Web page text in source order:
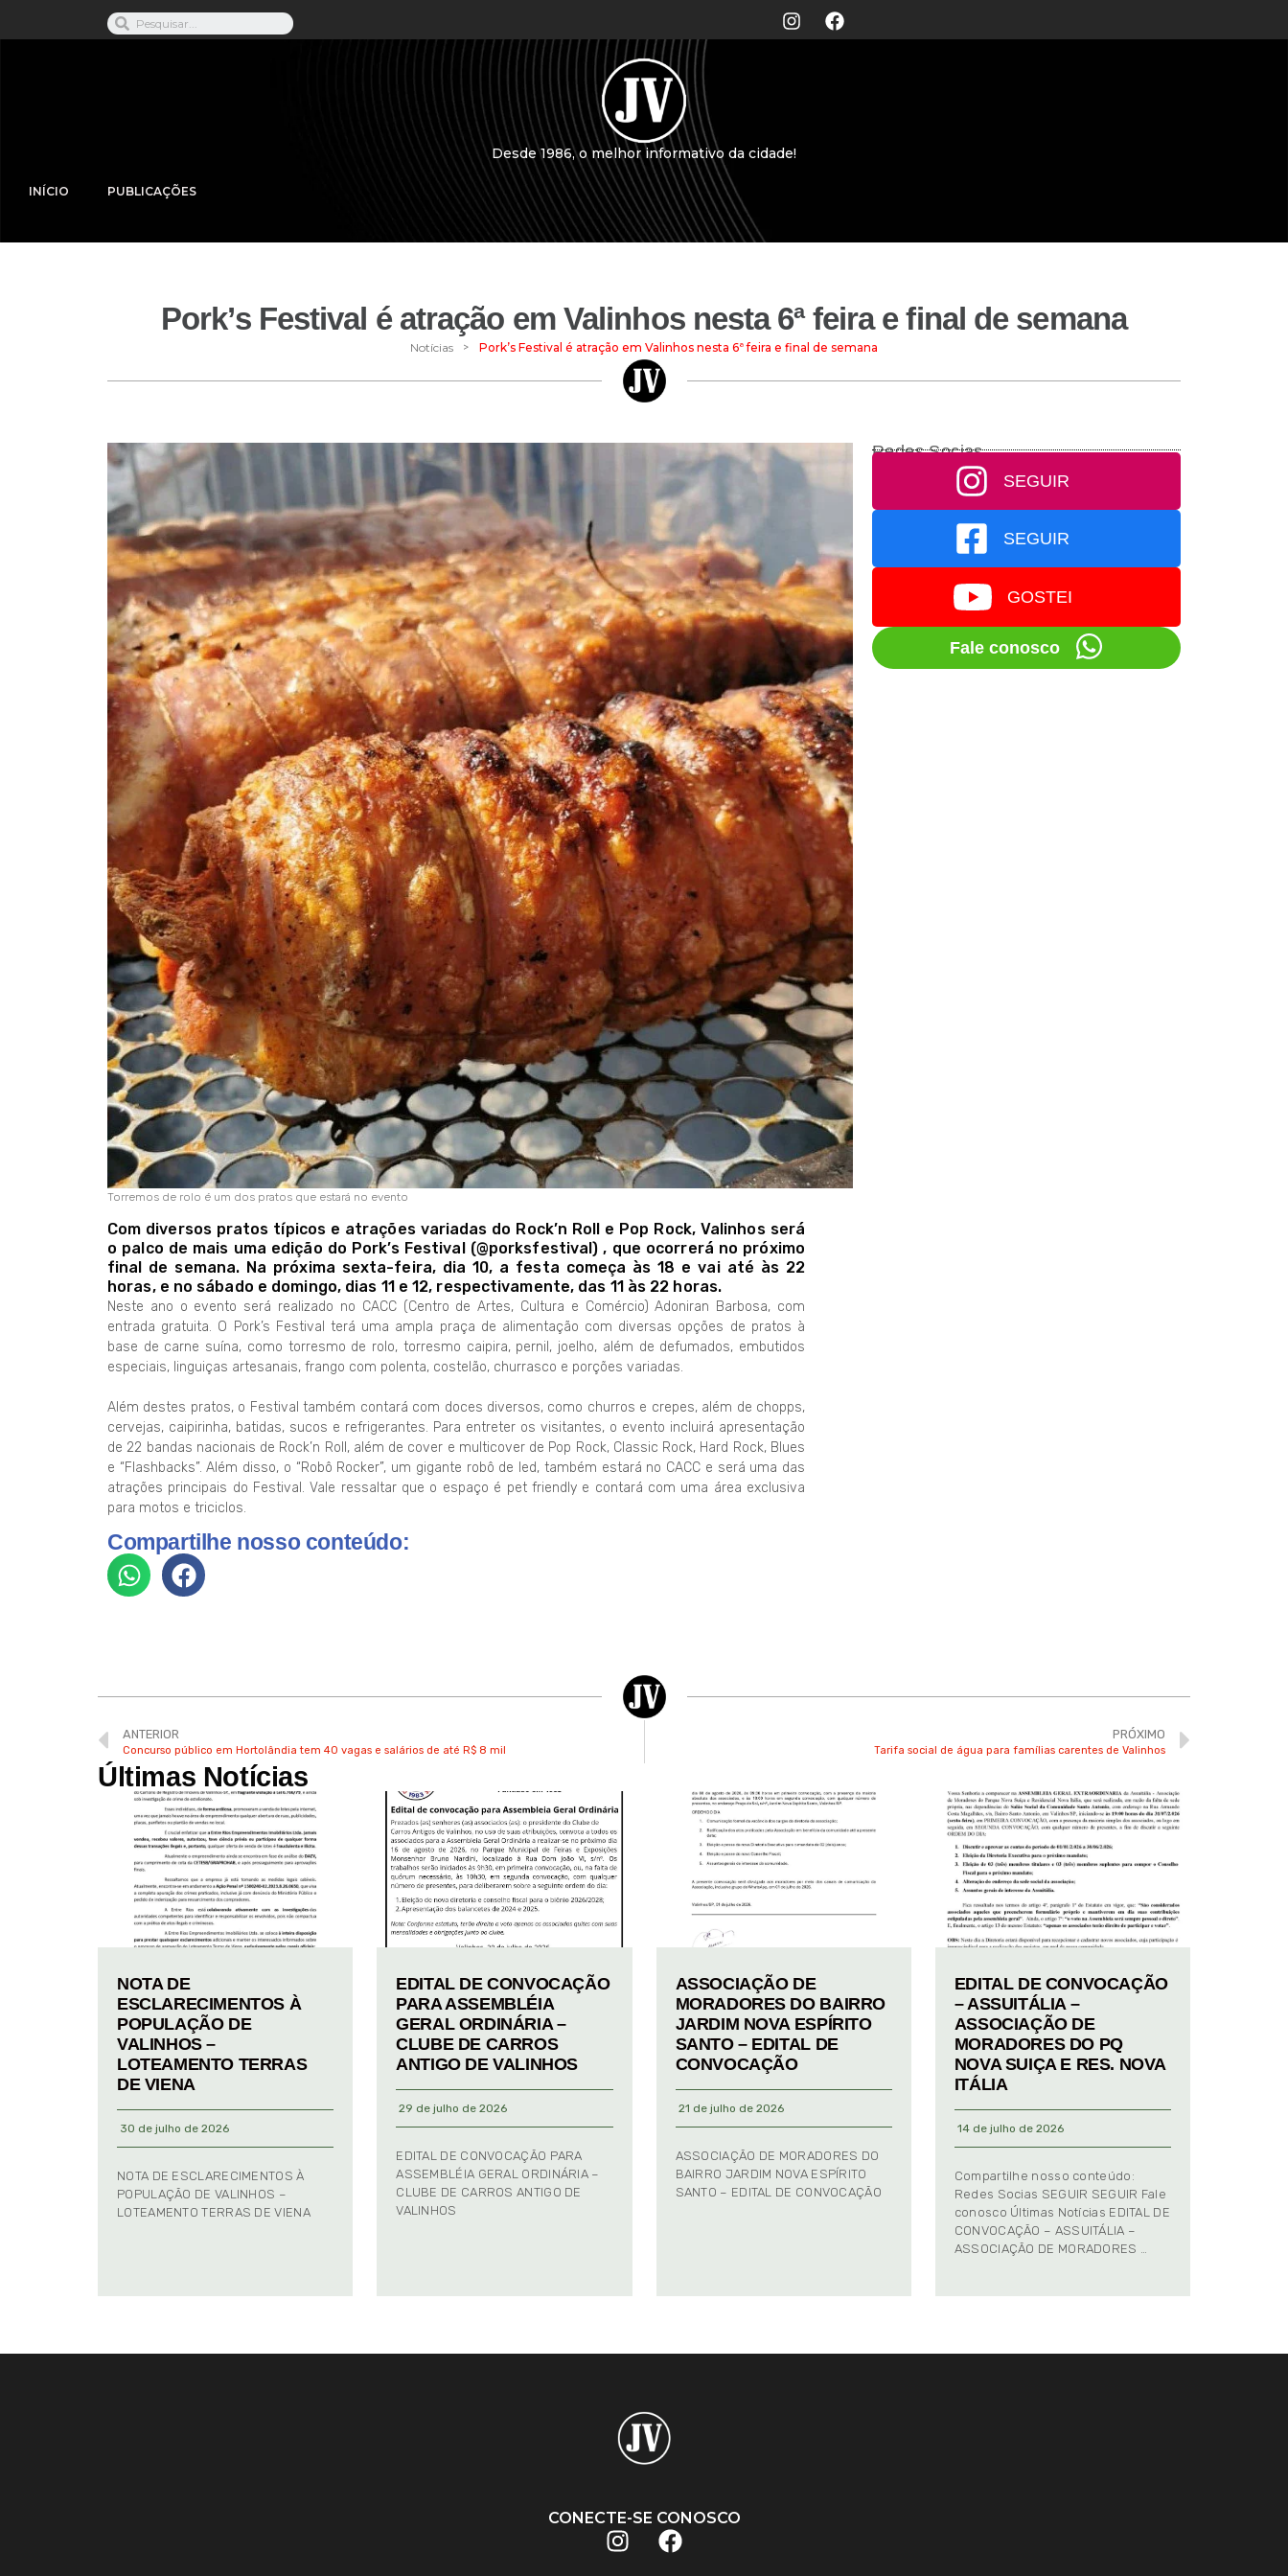
Desde 1986, o melhor informativo da cidade!
INÍCIO PUBLICAÇÕES
Pork’s Festival é atração em Valinhos nesta 6ª feira e final de semana
Notícias > Pork’s Festival é atração em Valinhos nesta 6ª feira e final de semana
Torremos de rolo é um dos pratos que estará no evento
Com diversos pratos típicos e atrações variadas do Rock’n Roll e Pop Rock, Valinhos será
o palco de mais uma edição do Pork’s Festival (@porksfestival) , que ocorrerá no próximo
final de semana. Na próxima sexta-feira, dia 10, a festa começa às 18 e vai até às 22
horas, e no sábado e domingo, dias 11 e 12, respectivamente, das 11 às 22 horas.
Neste ano o evento será realizado no CACC (Centro de Artes, Cultura e Comércio) Adoniran Barbosa, com
entrada gratuita. O Pork’s Festival terá uma ampla praça de alimentação com diversas opções de pratos à
base de carne suína, como torresmo de rolo, torresmo caipira, pernil, joelho, além de defumados, embutidos
especiais, linguiças artesanais, frango com polenta, costelão, churrasco e porções variadas.
Além destes pratos, o Festival também contará com doces diversos, como churros e crepes, além de chopps,
cervejas, caipirinha, batidas, sucos e refrigerantes. Para entreter os visitantes, o evento incluirá apresentação
de 22 bandas nacionais de Rock’n Roll, além de cover e multicover de Pop Rock, Classic Rock, Hard Rock, Blues
e “Flashbacks”. Além disso, o “Robô Rocker”, um gigante robô de led, também estará no CACC e será uma das
atrações principais do Festival. Vale ressaltar que o espaço é pet friendly e contará com uma área exclusiva
para motos e triciclos.
Compartilhe nosso conteúdo:
Redes Socias
SEGUIR
SEGUIR
GOSTEI
Fale conosco
ANTERIOR
Concurso público em Hortolândia tem 40 vagas e salários de até R$ 8 mil
PRÓXIMO
Tarifa social de água para famílias carentes de Valinhos
Últimas Notícias
NOTA DE
ESCLARECIMENTOS À
POPULAÇÃO DE
VALINHOS –
LOTEAMENTO TERRAS
DE VIENA
30 de julho de 2026
NOTA DE ESCLARECIMENTOS À
POPULAÇÃO DE VALINHOS –
LOTEAMENTO TERRAS DE VIENA
EDITAL DE CONVOCAÇÃO
PARA ASSEMBLÉIA
GERAL ORDINÁRIA –
CLUBE DE CARROS
ANTIGO DE VALINHOS
29 de julho de 2026
EDITAL DE CONVOCAÇÃO PARA
ASSEMBLÉIA GERAL ORDINÁRIA –
CLUBE DE CARROS ANTIGO DE
VALINHOS
ASSOCIAÇÃO DE
MORADORES DO BAIRRO
JARDIM NOVA ESPÍRITO
SANTO – EDITAL DE
CONVOCAÇÃO
21 de julho de 2026
ASSOCIAÇÃO DE MORADORES DO
BAIRRO JARDIM NOVA ESPÍRITO
SANTO – EDITAL DE CONVOCAÇÃO
EDITAL DE CONVOCAÇÃO
– ASSUITÁLIA –
ASSOCIAÇÃO DE
MORADORES DO PQ
NOVA SUIÇA E RES. NOVA
ITÁLIA
14 de julho de 2026
Compartilhe nosso conteúdo:
Redes Socias SEGUIR SEGUIR Fale
conosco Últimas Notícias EDITAL DE
CONVOCAÇÃO – ASSUITÁLIA –
ASSOCIAÇÃO DE MORADORES …
CONECTE-SE CONOSCO